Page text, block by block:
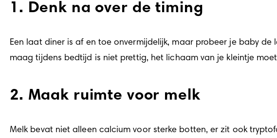
1. Denk na over de timing
Een laat diner is af en toe onvermijdelijk, maar probeer je baby
maag tijdens bedtijd is niet prettig, het lichaam van je kleintje
2. Maak ruimte voor melk
Melk bevat niet alleen calcium voor sterke botten, er zit ook